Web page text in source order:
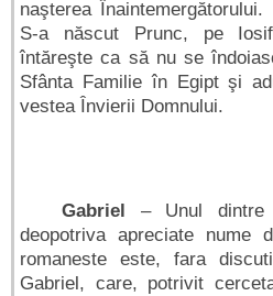
naşterea
S-a născut Prunc, pe
întăreşte ca să nu se
Sfânta Familie în Egipt şi
vestea Învierii Domnului.
Gabriel
– Unul dintre
deopotriva apreciate nume
romaneste este, fara
Gabriel, care, potrivit